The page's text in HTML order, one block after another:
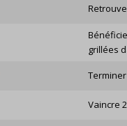
grillées
Vaincre